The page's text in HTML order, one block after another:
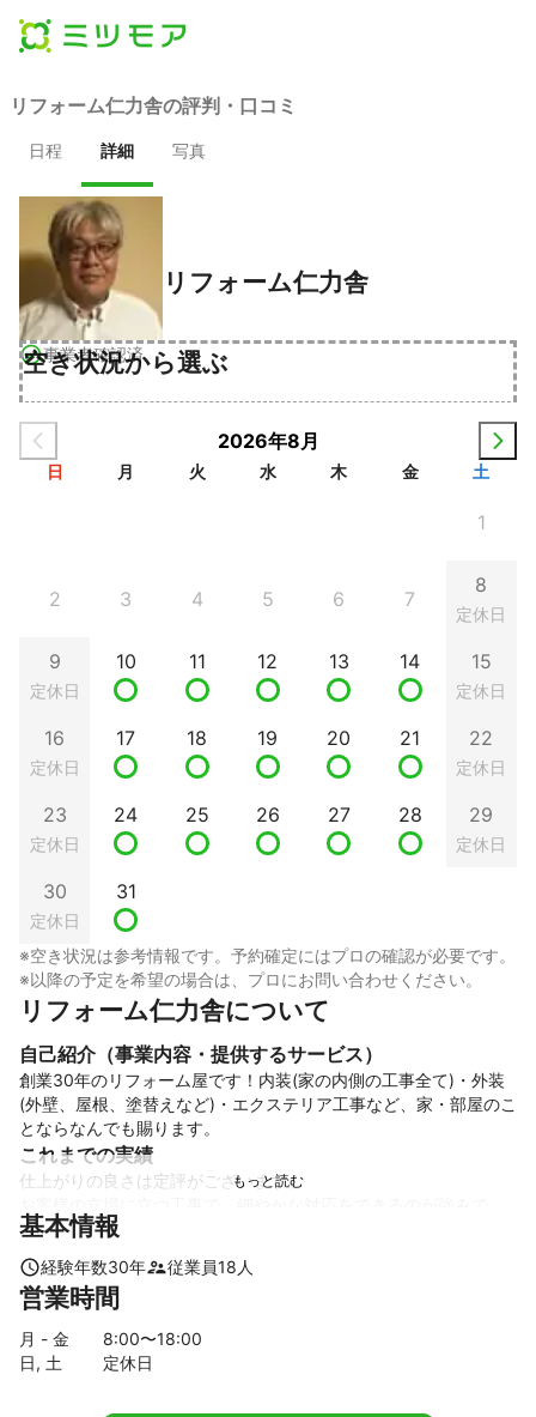
リフォーム仁力舎の評判・口コミ
日程 詳細 写真
事業者確認済
リフォーム仁力舎
空き状況から選ぶ
2026年8月
日 月 火 水 木 金 土
1
2 3 4 5 6 7
8
定休日
9
定休日
10 11 12 13 14 15
定休日
16
定休日
17 18 19 20 21 22
定休日
23
定休日
24 25 26 27 28 29
定休日
30
定休日
31
※空き状況は参考情報です。予約確定にはプロの確認が必要です。
※以降の予定を希望の場合は、プロにお問い合わせください。
リフォーム仁力舎について
自己紹介（事業内容・提供するサービス）
創業30年のリフォーム屋です！内装(家の内側の工事全て)・外装
(外壁、屋根、塗替えなど)・エクステリア工事など、家・部屋のこ
これまでの実績
仕上がりの良さは定評がございます。
す。
アピールポイント
お客様にとっての一番良い工事、仕上がりをお客様と一緒に考え
ていきます。
どうぞよろしくお願いします！
基本情報
経験年数30年 従業員18 人
営業時間
月 - 金 8:00〜18:00
日, 土
定休日